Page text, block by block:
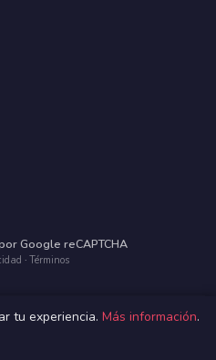
Google reCAPTCHA
· Términos
los derechos reservados.
tu experiencia. Más información.